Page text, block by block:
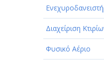
Διαχείριση
Φυσικό Αέριο